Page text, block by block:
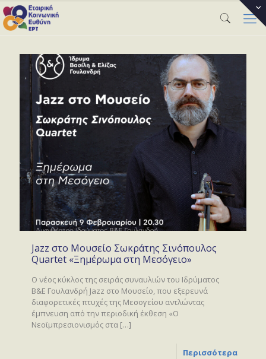
Jazz στο Μουσείο Σωκράτης Σινόπουλος
Quartet «Ξημέρωμα στη Μεσόγειο»
Ο νέος κύκλος της σειράς συναυλιών του Ιδρύματος
Β&Ε Γουλανδρή Jazz στο Μουσείο, που εξερευνά
διαφορετικές πτυχές της Μεσογείου αντλώντας
έμπνευση από την περιοδική έκθεση «Ο
Νεοϊμπρεσιονισμός στα […]
Περισσότερα